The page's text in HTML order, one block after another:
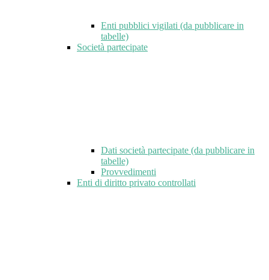
Enti pubblici vigilati (da pubblicare in
tabelle)
Società partecipate
Dati società partecipate (da pubblicare in
tabelle)
Provvedimenti
Enti di diritto privato controllati